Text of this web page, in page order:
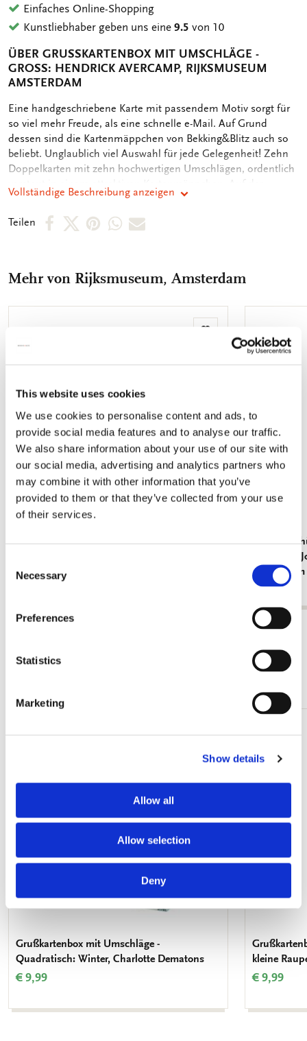
This website uses cookies
We use cookies to personalise content and ads, to
provide social media features and to analyse our traffic.
We also share information about your use of our site with
our social media, advertising and analytics partners who
may combine it with other information that you’ve
provided to them or that they’ve collected from your use
of their services.
Selection
Necessary
Preferences
Statistics
Marketing
Show details
Allow all
Allow selection
Deny
Einfaches Online-Shopping
Kunstliebhaber geben uns eine9.5 von 10
ÜBER GRUSSKARTENBOX MIT UMSCHLÄGE - G
ROSS: HENDRICK AVERCAMP, RIJKSMUSEUM AM
STERDAM
OMSCHRIJVING
Eine handgeschriebene Karte mit passendem Motiv sorgt für
so viel mehr Freude, als eine schnelle e-Mail. Auf Grund
dessen sind die Kartenmäppchen von Bekking&Blitz auch so
beliebt. Unglaublich viel Auswahl für jede Gelegenheit! Zehn
Doppelkarten mit zehn hochwertigen Umschlägen, ordentlich
verstaut in einem attraktiven Kartenmäppchen. Auf der
Rückseite des Mäppchens sind die verschiedenen Motive
abgebildet. So können Sie schnell das Motiv, welches Sie
suchen, finden. Die Innenseite der Karten sind unbedruckt,
Vollständige Beschreibung anzeigen
Teilen
Per Per Per PerPer
teilen
Mehr von Rijksmuseum, Amsterdam
Wunschliste
€ 16,99
Milkmaid,
Amsterdam
€ 3,50
hinzufügen
Grußkartenbox mit Umschläge -
Quadratisch: Winter, Charlotte Dematons
€ 9,99
kleine
€ 9,99